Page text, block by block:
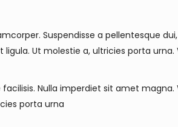
Suspendisse a pellentesque
ligula. Ut molestie a, ultricies porta
Nulla imperdiet sit amet
porta urna